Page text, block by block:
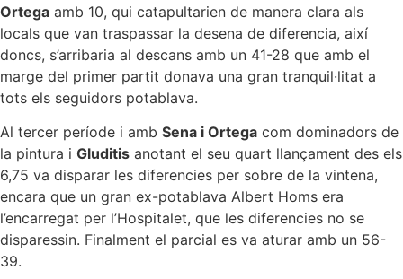
Ortega amb 10, qui catapultarien de manera clara als
locals que van traspassar la desena de diferencia, així
doncs, s’arribaria al descans amb un 41-28 que amb el
marge del primer partit donava una gran tranquil·litat a
tots els seguidors potablava.
Al tercer període i amb Sena i Ortega com dominadors de
la pintura i Gluditis anotant el seu quart llançament des els
6,75 va disparar les diferencies per sobre de la vintena,
encara que un gran ex-potablava Albert Homs era
l’encarregat per l’Hospitalet, que les diferencies no se
disparessin. Finalment el parcial es va aturar amb un 56-
39.